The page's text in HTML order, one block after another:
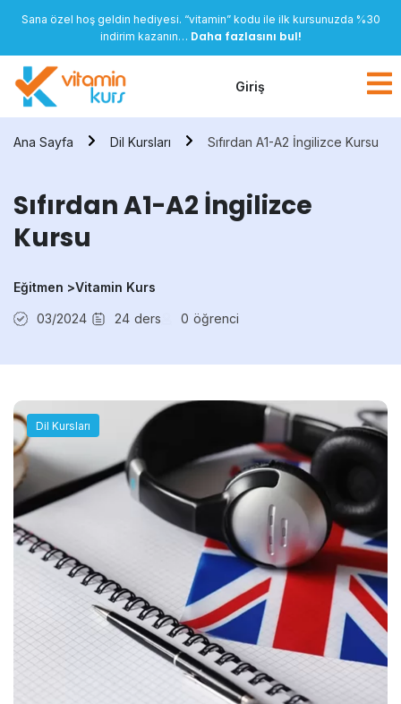
Sana özel hoş geldin hediyesi. “vitamin” kodu ile ilk kursunuzda %30
indirim kazanın… Daha fazlasını bul!
Giriş
Ana Sayfa Dil Kursları Sıfırdan A1-A2 İngilizce Kursu
Sıfırdan A1-A2 İngilizce
Kursu
Eğitmen >Vitamin Kurs
03/2024 24 ders 0 öğrenci
Dil Kursları